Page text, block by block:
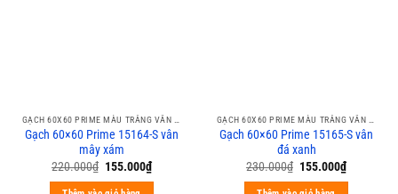
Gạch 60×60 Prime 15164-S vân
mây xám
220.000₫ 155.000₫
Gạch 60×60 Prime 15165-S vân
đá xanh
230.000₫ 155.000₫